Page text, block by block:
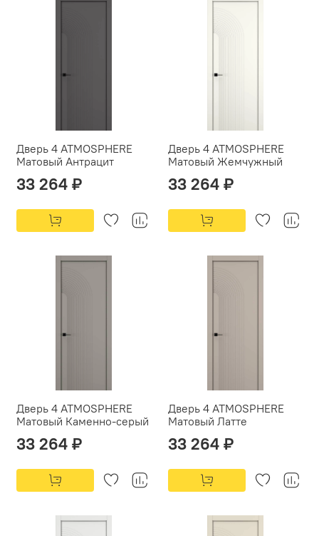
Дверь 4 ATMOSPHERE
Матовый Антрацит
33 264 ₽
Дверь 4 ATMOSPHERE
Матовый Жемчужный
33 264 ₽
Дверь 4 ATMOSPHERE
Матовый Каменно-серый
33 264 ₽
Дверь 4 ATMOSPHERE
Матовый Латте
33 264 ₽